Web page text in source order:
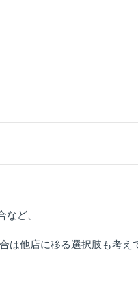
ど、
は他店に移る選択肢も考え